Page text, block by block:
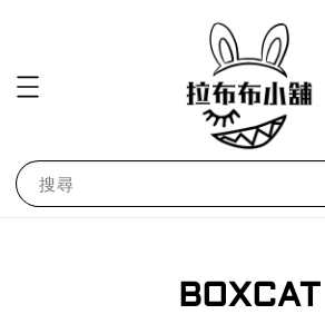
搜尋
BOXCAT